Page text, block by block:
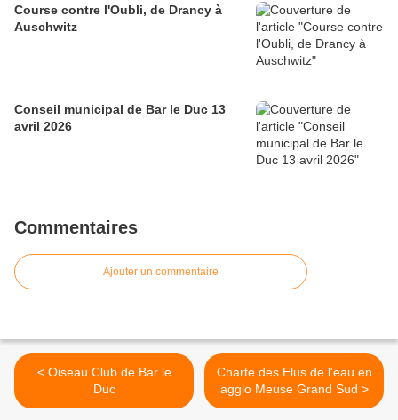
Course contre l'Oubli, de Drancy à
Auschwitz
Conseil municipal de Bar le Duc 13
avril 2026
Commentaires
Ajouter un commentaire
< Oiseau Club de Bar le
Duc
Charte des Elus de l'eau en
agglo Meuse Grand Sud >